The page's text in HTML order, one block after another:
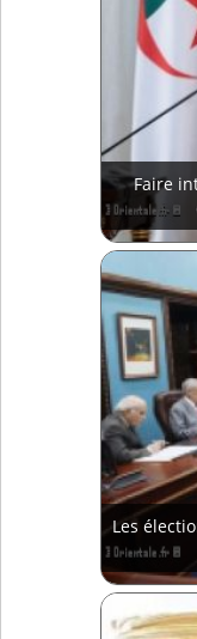
Faire
Les